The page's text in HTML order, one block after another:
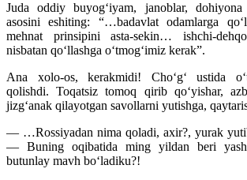
Juda oddiy buyog‘iyam, janoblar,
asosini eshiting: “…badavlat odamlarga
mehnat prinsipini asta-sekin… ishchi-
nisbatan qo‘llashga o‘tmog‘imiz kerak”.
Ana xolo-os, kerakmidi! Cho‘g‘ ustida
qolishdi. Toqatsiz tomoq qirib qo‘yishar,
jizg‘anak qilayotgan savollarni yutishga,
— …Rossiyadan nima qoladi, axir?, yurak
— Buning oqibatida ming yildan beri
butunlay mavh bo‘ladiku?!